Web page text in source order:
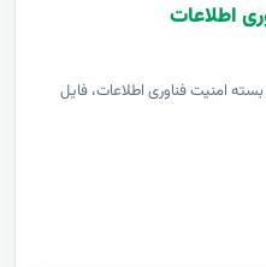
اطلاعات
امنیت فناوری اطلاعات، فایل